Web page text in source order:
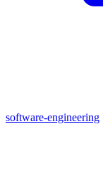
software-engineering